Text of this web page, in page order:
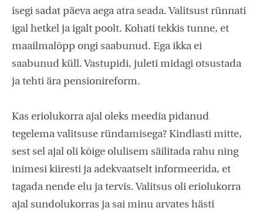
isegi sadat päeva aega atra seada. Valitsust rünnati
igal hetkel ja igalt poolt. Kohati tekkis tunne, et
maailmalõpp ongi saabunud. Ega ikka ei
saabunud küll. Vastupidi, juleti midagi otsustada
ja tehti ära pensionireform.
Kas eriolukorra ajal oleks meedia pidanud
tegelema valitsuse ründamisega? Kindlasti mitte,
sest sel ajal oli kõige olulisem säilitada rahu ning
inimesi kiiresti ja adekvaatselt informeerida, et
tagada nende elu ja tervis. Valitsus oli eriolukorra
ajal sundolukorras ja sai minu arvates hästi